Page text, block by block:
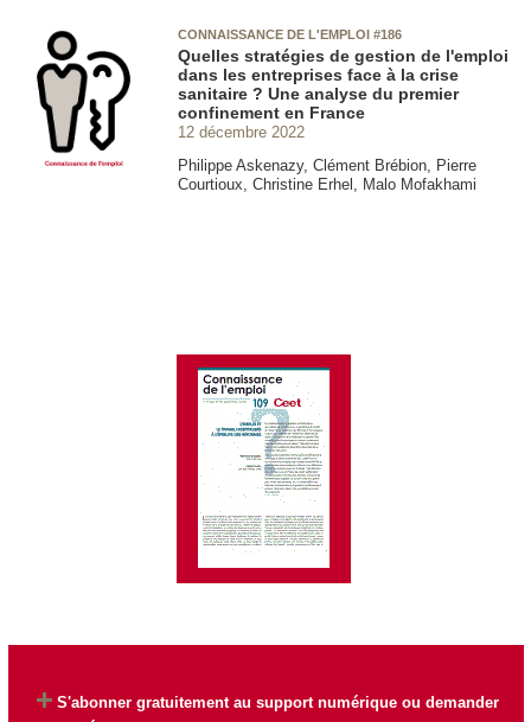
CONNAISSANCE DE L'EMPLOI #186
Quelles stratégies de gestion de l'emploi
dans les entreprises face à la crise
sanitaire ? Une analyse du premier
confinement en France
12 décembre 2022
Philippe Askenazy, Clément Brébion, Pierre
Courtioux, Christine Erhel, Malo Mofakhami
S'abonner gratuitement au support numérique ou demander